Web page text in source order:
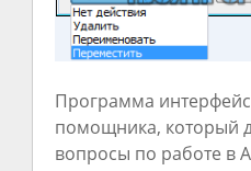
Программа
помощника, который
вопросы по работе в